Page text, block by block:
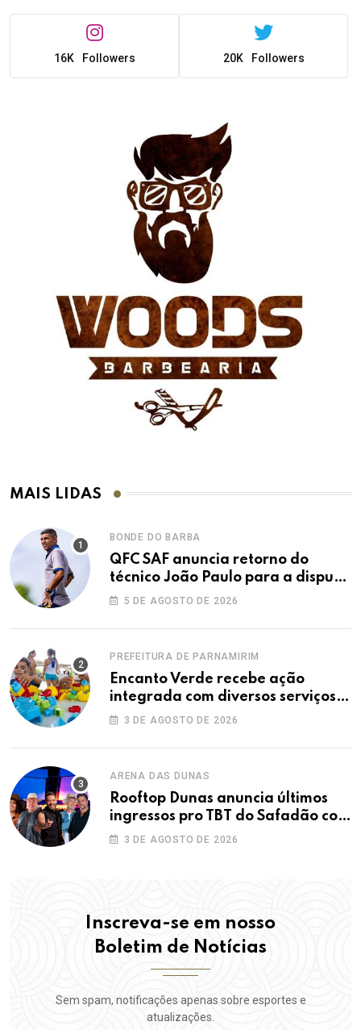
16K Followers 20K Followers
MAIS LIDAS
BONDE DO BARBA
QFC SAF anuncia retorno do
técnico João Paulo para a disputa
da elite do Campeonato Potiguar
5 DE AGOSTO DE 2026
PREFEITURA DE PARNAMIRIM
Encanto Verde recebe ação
integrada com diversos serviços
gratuitos à população
3 DE AGOSTO DE 2026
ARENA DAS DUNAS
Rooftop Dunas anuncia últimos
ingressos pro TBT do Safadão com
virada de lote nesta terça (04)
3 DE AGOSTO DE 2026
Inscreva-se em nosso
Boletim de Notícias
Sem spam, notificações apenas sobre esportes e
atualizações.